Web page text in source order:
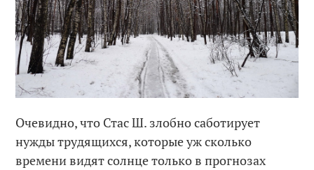
Очевидно, что Стас Ш. злобно саботирует
нужды трудящихся, которые уж сколько
времени видят солнце только в прогнозах